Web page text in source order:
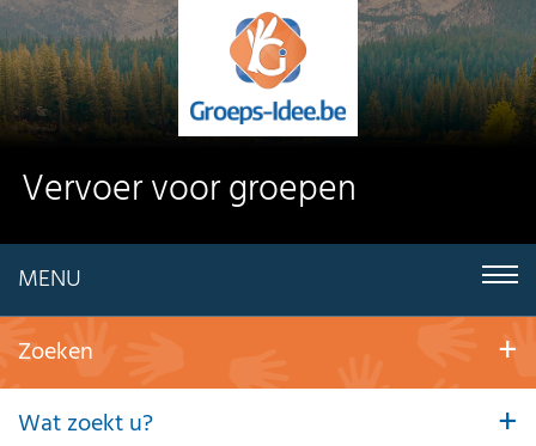
Vervoer voor groepen
MENU
Zoeken
Wat zoekt u?